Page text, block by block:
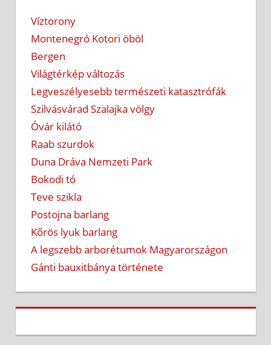
Víztorony
Montenegró Kotori öböl
Bergen
Világtérkép változás
Legveszélyesebb természeti katasztrófák
Szilvásvárad Szalajka völgy
Óvár kilátó
Raab szurdok
Duna Dráva Nemzeti Park
Bokodi tó
Teve szikla
Postojna barlang
Kőrös lyuk barlang
A legszebb arborétumok Magyarországon
Gánti bauxitbánya története